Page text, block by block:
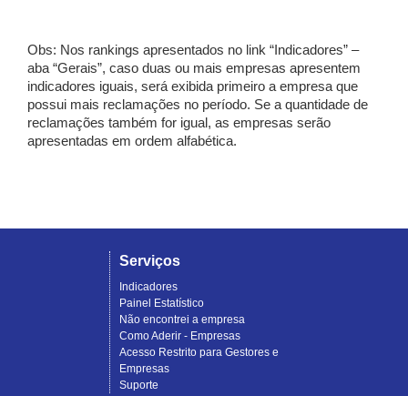
Obs: Nos rankings apresentados no link “Indicadores” –
aba “Gerais”, caso duas ou mais empresas apresentem
indicadores iguais, será exibida primeiro a empresa que
possui mais reclamações no período. Se a quantidade de
reclamações também for igual, as empresas serão
apresentadas em ordem alfabética.
Serviços
Indicadores
Painel Estatístico
Não encontrei a empresa
Como Aderir - Empresas
Acesso Restrito para Gestores e
Empresas
Suporte